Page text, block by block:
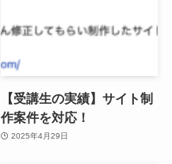
【受講生の実績】サイト制
作案件を対応！
2025年4月29日